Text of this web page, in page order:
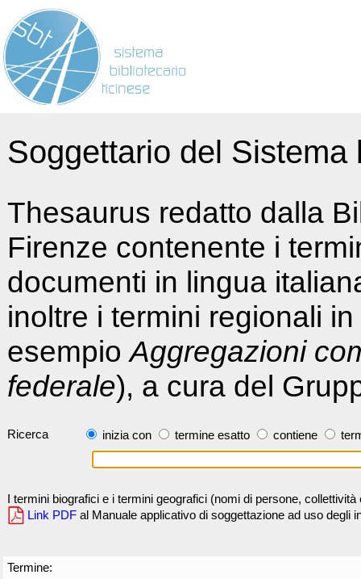
Soggettario del
Thesaurus redatto dalla
Firenze contenente i
documenti in lingua
inoltre i termini regionali
esempioAggregazioni
federale), a cura del
Ricerca inizia con termine esatto contiene
I termini biografici e i termini geografici (nomi di persone,
Link PDF al Manuale applicativo di soggettazione ad uso degli
Termine: